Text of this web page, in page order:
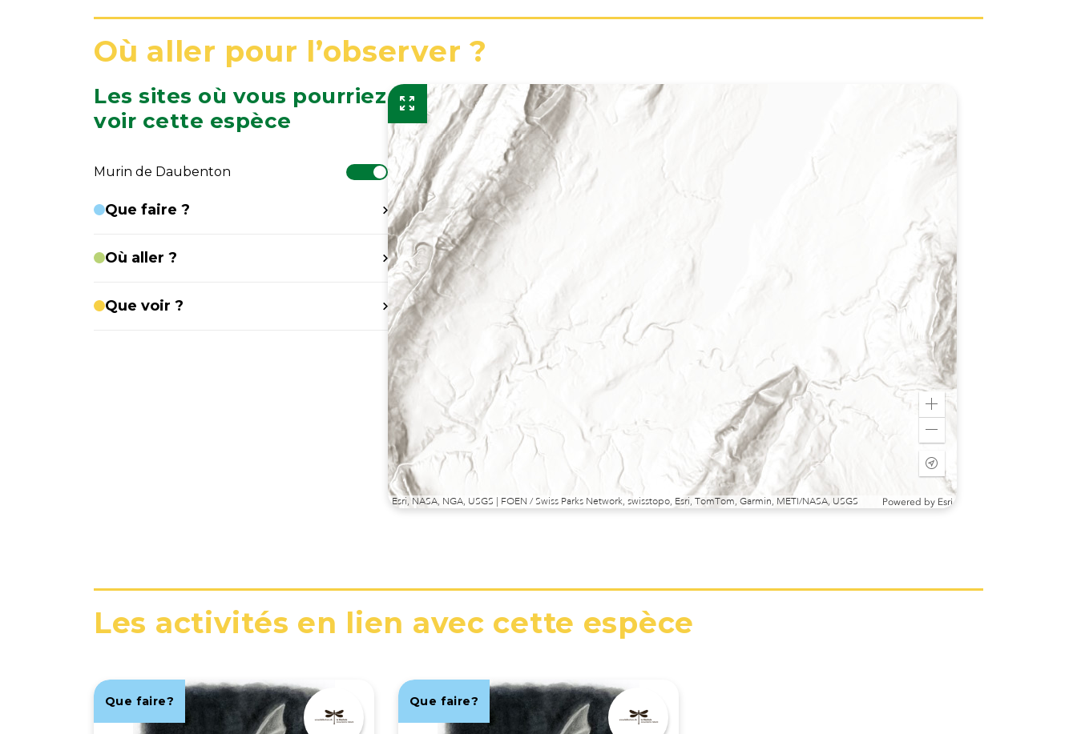
Où aller pour l’observer ?
Les sites où vous pourriez
voir cette espèce
Murin de Daubenton
Que faire ?
Où aller ?
Que voir ?
Zoom
out
Start
tracking
location
Esri, NASA, NGA, USGS | FOEN / Swiss Parks Network, swisstopo, Esri, TomTom, Garmin, METI/NASA, USGS Powered by Esri
Les activités en lien avec cette espèce
Que faire? Que faire?